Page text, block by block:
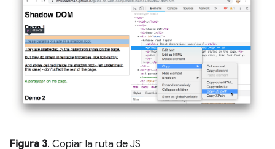
Figura 3. Copiar la ruta de JS